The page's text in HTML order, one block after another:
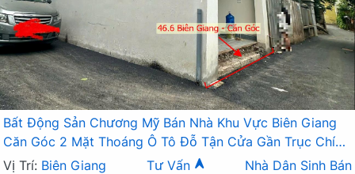
Bất Động Sản Chương Mỹ Bán Nhà Khu Vực Biên Giang
Căn Góc 2 Mặt Thoáng Ô Tô Đỗ Tận Cửa Gần Trục Chính
Kinh Doanh
Vị Trí: Biên Giang Tư Vấn
Nhà Dân Sinh Bán